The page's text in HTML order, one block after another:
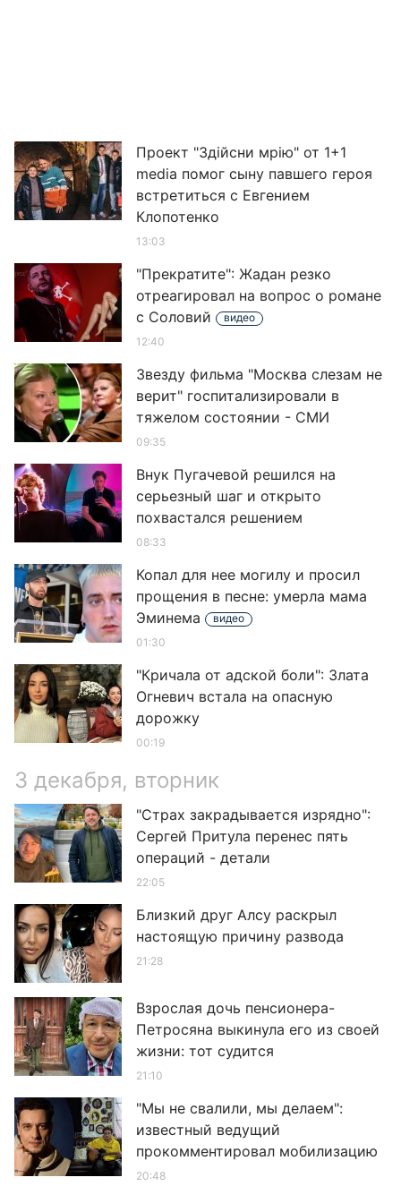
Проект "Здійсни мрію" от 1+1
media помог сыну павшего героя
встретиться с Евгением
Клопотенко
13:03
"Прекратите": Жадан резко
отреагировал на вопрос о романе
с Соловий
видео
12:40
Звезду фильма "Москва слезам не
верит" госпитализировали в
тяжелом состоянии - СМИ
09:35
Внук Пугачевой решился на
серьезный шаг и открыто
похвастался решением
08:33
Копал для нее могилу и просил
прощения в песне: умерла мама
Эминема
видео
01:30
"Кричала от адской боли": Злата
Огневич встала на опасную
дорожку
00:19
3 декабря, вторник
"Страх закрадывается изрядно":
Сергей Притула перенес пять
операций - детали
22:05
Близкий друг Алсу раскрыл
настоящую причину развода
21:28
Взрослая дочь пенсионера-
Петросяна выкинула его из своей
жизни: тот судится
21:10
"Мы не свалили, мы делаем":
известный ведущий
прокомментировал мобилизацию
20:48